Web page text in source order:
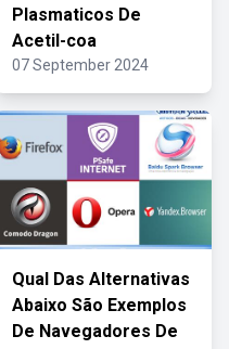
Plasmaticos De
Acetil-coa
07 September 2024
Qual Das Alternativas
Abaixo São Exemplos
De Navegadores De